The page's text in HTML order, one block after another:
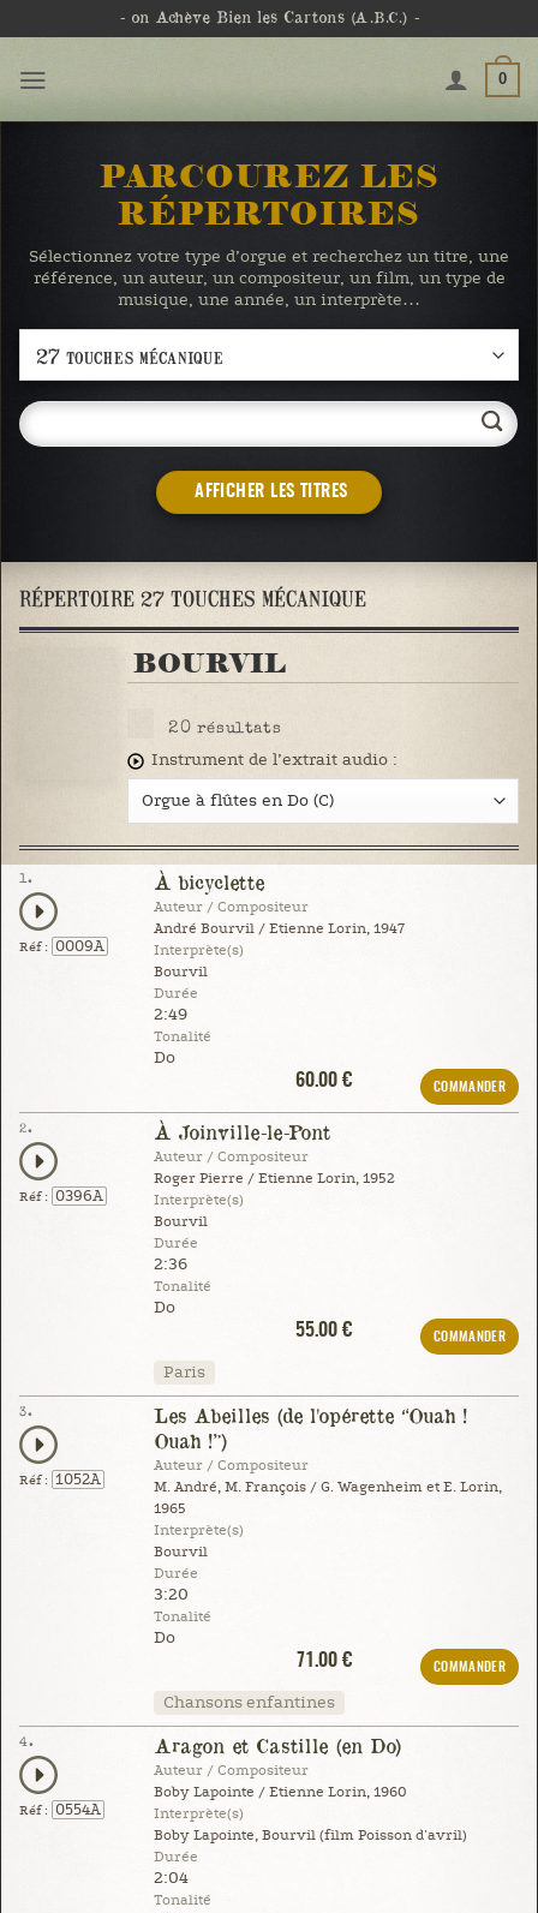
- on Achève Bien les Cartons (A.B.C.) -
0
PARCOUREZ LES
RÉPERTOIRES
Sélectionnez votre type d’orgue et recherchez un titre, une
référence, un auteur, un compositeur, un film, un type de
musique, une année, un interprète…
AFFICHER LES TITRES
RÉPERTOIRE 27 TOUCHES MÉCANIQUE
BOURVIL
20 résultats
Instrument de l’extrait audio :
1.
Réf : 0009A
À bicyclette
Auteur / Compositeur
André Bourvil / Etienne Lorin, 1947
Interprète(s)
Bourvil
Durée
2:49
Tonalité
Do
60.00 €
COMMANDER
2.
Réf : 0396A
À Joinville-le-Pont
Auteur / Compositeur
Roger Pierre / Etienne Lorin, 1952
Interprète(s)
Bourvil
Durée
2:36
Tonalité
Do
55.00 €
COMMANDER
Paris
3.
Réf : 1052A
Les Abeilles (de l'opérette “Ouah !
Ouah !”)
Auteur / Compositeur
M. André, M. François / G. Wagenheim et E. Lorin,
1965
Interprète(s)
Bourvil
Durée
3:20
Tonalité
Do
71.00 €
COMMANDER
Chansons enfantines
4.
Réf : 0554A
Aragon et Castille (en Do)
Auteur / Compositeur
Boby Lapointe / Etienne Lorin, 1960
Interprète(s)
Boby Lapointe, Bourvil (film Poisson d'avril)
Durée
2:04
Tonalité